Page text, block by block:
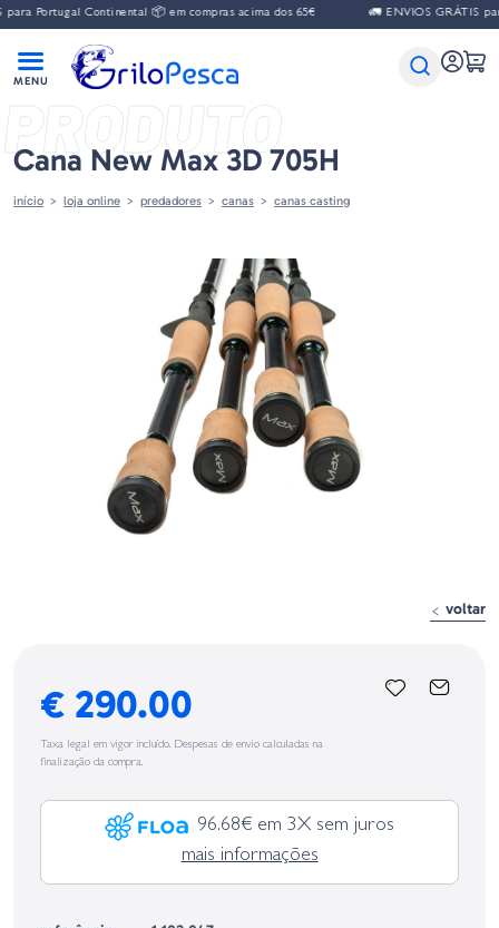
Portugal Continental 📦 em compras acima dos 65€ 🚛 ENVIOS GRÁTIS
PRODUTO
Cana New Max 3D 705H
início loja online predadores canas canas casting
voltar
€ 290.00
Taxa legal em vigor incluído. Despesas de envio calculadas na
finalização da compra.
96.68€ em 3X sem juros
mais informações